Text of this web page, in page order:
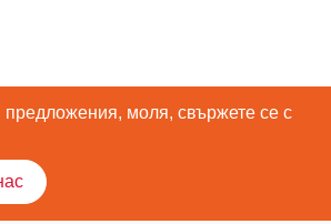
предложения, моля, свържете се с